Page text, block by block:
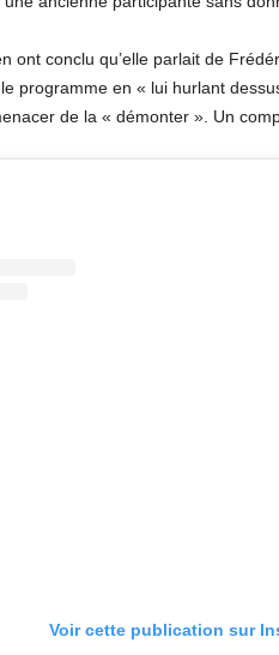
ont conclu qu’elle parlait de
programme en « lui hurlant
de la « démonter ». Un
Voir cette publication sur